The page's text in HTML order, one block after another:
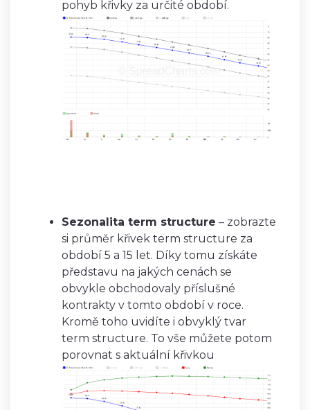
pohyb křivky za určité období.
Sezonalita term structure – zobrazte
si průměr křivek term structure za
období 5 a 15 let. Díky tomu získáte
představu na jakých cenách se
obvykle obchodovaly příslušné
kontrakty v tomto období v roce.
Kromě toho uvidíte i obvyklý tvar
term structure. To vše můžete potom
porovnat s aktuální křivkou